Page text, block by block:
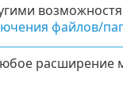
файлов/
расширение